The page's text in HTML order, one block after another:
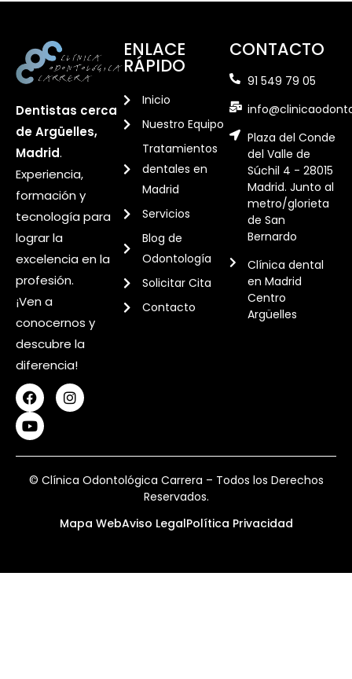
Dentistas cerca
de Argüelles,
Madrid.
Experiencia,
formación y
tecnología para
lograr la
excelencia en la
profesión.
¡Ven a
conocernos y
descubre la
diferencia!
ENLACE
RÁPIDO
Inicio
Nuestro Equipo
Tratamientos
dentales en
Madrid
Servicios
Blog de
Odontología
Solicitar Cita
Contacto
CONTACTO
91 549 79 05
Plaza del Conde
del Valle de
Súchil 4 - 28015
Madrid. Junto al
metro/glorieta
de San
Bernardo
Clínica dental
en Madrid
Centro
Argüelles
© Clínica Odontológica Carrera – Todos los Derechos
Reservados.
Mapa WebAviso LegalPolítica Privacidad